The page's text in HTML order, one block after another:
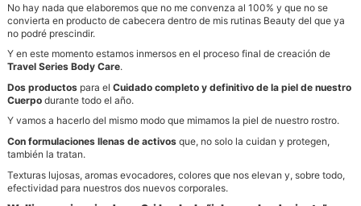
No hay nada que elaboremos que no me convenza al 100% y que no se
convierta en producto de cabecera dentro de mis rutinas Beauty del que ya
no podré prescindir.
Y en este momento estamos inmersos en el proceso final de creación de
Travel Series Body Care.
Dos productos para el Cuidado completo y definitivo de la piel de nuestro
Cuerpo durante todo el año.
Y vamos a hacerlo del mismo modo que mimamos la piel de nuestro rostro.
Con formulaciones llenas de activos que, no solo la cuidan y protegen,
también la tratan.
Texturas lujosas, aromas evocadores, colores que nos elevan y, sobre todo,
efectividad para nuestros dos nuevos corporales.